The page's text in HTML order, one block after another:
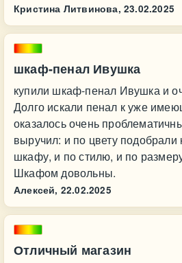
Кристина Литвинова, 23.02.2025
шкаф-пенал Ивушка
купили шкаф-пенал Ивушка и
Долго искали пенал к уже
оказалось очень
выручил: и по цвету
шкафу, и по стилю, и по
Шкафом довольны.
Алексей, 22.02.2025
Отличный магазин